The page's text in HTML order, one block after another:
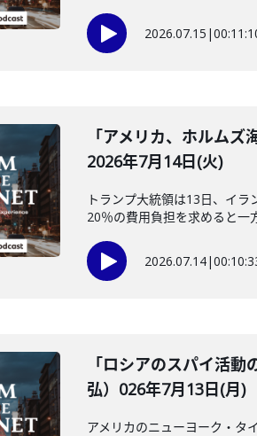
2026.07.15 |
「アメリカ、ホルム
2026年7月14日(火)
トランプ大統領は13日、イ
20％の費用負担を求めると一
2026.07.14|
「ロシアのスパイ活
弘）026年7月13日(月)
アメリカのニューヨーク・タ